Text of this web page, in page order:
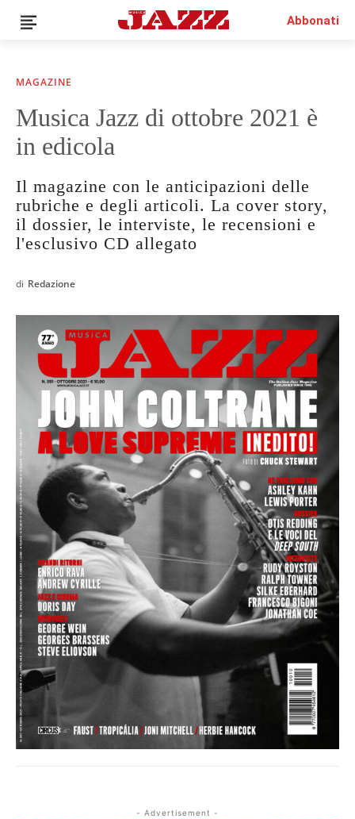
News
Interviste
Rubriche
Top Jazz
Radio
Negozio
€0.00
Abbonati
MAGAZINE
Musica Jazz di ottobre 2021 è
in edicola
Il magazine con le anticipazioni delle
rubriche e degli articoli. La cover story,
il dossier, le interviste, le recensioni e
l'esclusivo CD allegato
di Redazione
- Advertisement -